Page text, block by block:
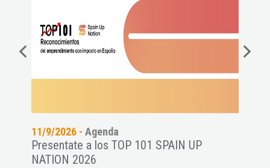
11/9/2026 -Agenda
Presentate a los TOP 101 SPAIN UP
NATION 2026